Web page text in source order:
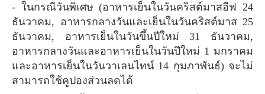
- ในกรณีวันพิเศษ (อาหารเย็นในวันคริสต์มาสอีฟ 24
ธันวาคม, อาหารกลางวันและเย็นในวันคริสต์มาส 25
ธันวาคม, อาหารเย็นในวันขึ้นปีใหม่ 31 ธันวาคม,
อาหารกลางวันและอาหารเย็นในวันปีใหม่ 1 มกราคม
และอาหารเย็นในวันวาเลนไทน์ 14 กุมภาพันธ์) จะไม่
สามารถใช้คูปองส่วนลดได้